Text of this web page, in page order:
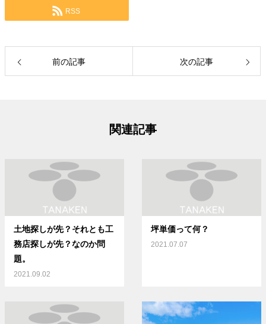
RSS
前の記事 次の記事
関連記事
土地探しが先？それとも工
務店探しが先？なのか問
題。
2021.09.02
坪単価って何？
2021.07.07